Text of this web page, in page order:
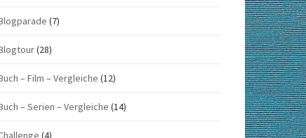
(7)
(28)
– Film – Vergleiche (12)
– Serien – Vergleiche (14)
(4)